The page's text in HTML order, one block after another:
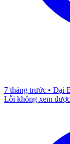
7 tháng trước • Đại
Lỗi không xem